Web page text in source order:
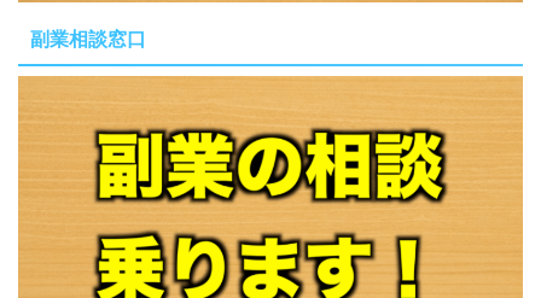
副業相談窓口